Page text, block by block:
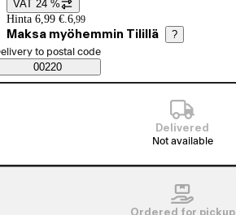
Price details
VAT 24 %
Hinta 6,99 €. 6,99
Maksa myöhemmin Tilillä ?
Saatavuustiedot
order method
to postal code
00220
Delivered
Not available
Ordered for pickup